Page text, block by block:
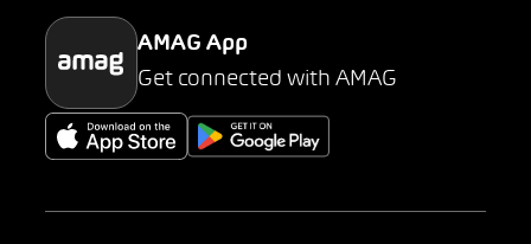
AMAG App
Get connected with AMAG